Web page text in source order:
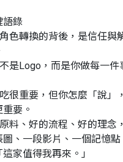
語錄
色轉換的背後，是信任與
是Logo，而是你做每一件
很重要，但你怎麼「說」
重要。
料、好的流程、好的理念
圖、一段影片、一個記憶
家值得我再來。」